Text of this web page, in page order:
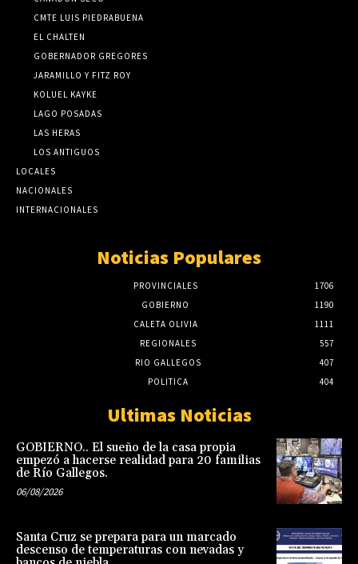
CMTE LUIS PIEDRABUENA
EL CHALTEN
GOBERNADOR GREGORES
JARAMILLO Y FITZ ROY
KOLUEL KAYKE
LAGO POSADAS
LAS HERAS
LOS ANTIGUOS
LOCALES
NACIONALES
INTERNACIONALES
Noticias Populares
PROVINCIALES
1706
GOBIERNO
1190
CALETA OLIVIA
1111
REGIONALES
557
RIO GALLEGOS
407
POLITICA
404
Ultimas Noticias
GOBIERNO.. El sueño de la casa propia
empezó a hacerse realidad para 20 familias
de Río Gallegos.
06/08/2026
Santa Cruz se prepara para un marcado
descenso de temperaturas con nevadas y